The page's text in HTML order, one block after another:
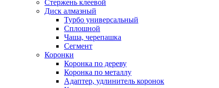
Стержень клеевой
Диск алмазный
Турбо универсальный
Сплошной
Чаша, черепашка
Сегмент
Коронки
Коронка по дереву
Коронка по металлу
Адаптер, удлинитель коронок